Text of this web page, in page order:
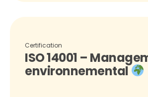
Certification
ISO 14001 –
environnemental